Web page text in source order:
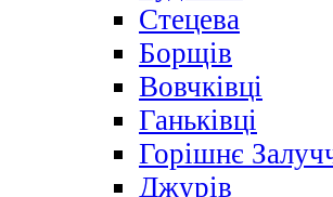
Стецева
Борщів
Вовчківці
Ганьківці
Горішнє
Джурів